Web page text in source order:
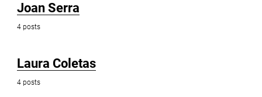
Joan Serra
4 posts
Laura Coletas
4 posts